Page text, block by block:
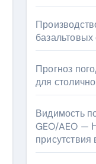
Прогноз
для
Видимость
GEO/AEO —